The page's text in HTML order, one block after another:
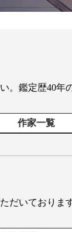
。鑑定歴40年
作家一覧
だいており